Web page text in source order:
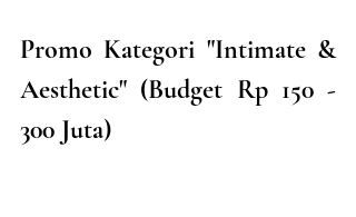
Promo Kategori "Intimate &
Aesthetic" (Budget Rp 150 -
300 Juta)